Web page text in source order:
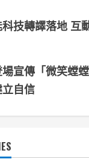
技轉譯落地 互
宣傳「微笑螳
自信